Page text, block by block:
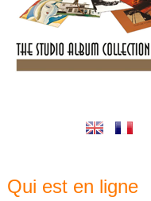
Qui est en ligne